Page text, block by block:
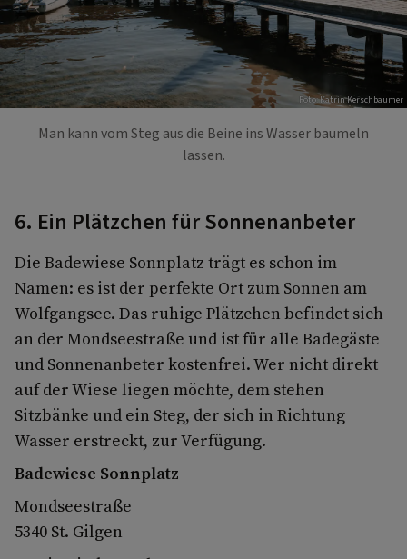
Foto: Katrin Kerschbaumer
Man kann vom Steg aus die Beine ins Wasser baumeln
lassen.
6. Ein Plätzchen für Sonnenanbeter
Die Badewiese Sonnplatz trägt es schon im
Namen: es ist der perfekte Ort zum Sonnen am
Wolfgangsee. Das ruhige Plätzchen befindet sich
an der Mondseestraße und ist für alle Badegäste
und Sonnenanbeter kostenfrei. Wer nicht direkt
auf der Wiese liegen möchte, dem stehen
Sitzbänke und ein Steg, der sich in Richtung
Wasser erstreckt, zur Verfügung.
Badewiese Sonnplatz
Mondseestraße
5340 St. Gilgen